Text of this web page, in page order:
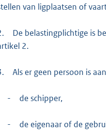
van ligplaatsen of
De belastingplichtige is
2.
Als er geen persoon is
- de schipper,
- de eigenaar of de